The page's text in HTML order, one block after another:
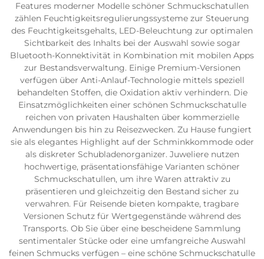
Features moderner Modelle schöner Schmuckschatullen
zählen Feuchtigkeitsregulierungssysteme zur Steuerung
des Feuchtigkeitsgehalts, LED-Beleuchtung zur optimalen
Sichtbarkeit des Inhalts bei der Auswahl sowie sogar
Bluetooth-Konnektivität in Kombination mit mobilen Apps
zur Bestandsverwaltung. Einige Premium-Versionen
verfügen über Anti-Anlauf-Technologie mittels speziell
behandelten Stoffen, die Oxidation aktiv verhindern. Die
Einsatzmöglichkeiten einer schönen Schmuckschatulle
reichen von privaten Haushalten über kommerzielle
Anwendungen bis hin zu Reisezwecken. Zu Hause fungiert
sie als elegantes Highlight auf der Schminkkommode oder
als diskreter Schubladenorganizer. Juweliere nutzen
hochwertige, präsentationsfähige Varianten schöner
Schmuckschatullen, um ihre Waren attraktiv zu
präsentieren und gleichzeitig den Bestand sicher zu
verwahren. Für Reisende bieten kompakte, tragbare
Versionen Schutz für Wertgegenstände während des
Transports. Ob Sie über eine bescheidene Sammlung
sentimentaler Stücke oder eine umfangreiche Auswahl
feinen Schmucks verfügen – eine schöne Schmuckschatulle